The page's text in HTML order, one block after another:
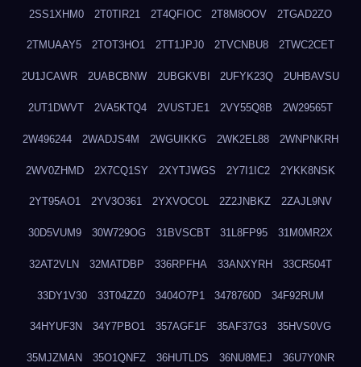
2SS1XHM0 2T0TIR21 2T4QFIOC 2T8M8OOV 2TGAD2ZO
2TMUAAY5 2TOT3HO1 2TT1JPJ0 2TVCNBU8 2TWC2CET
2U1JCAWR 2UABCBNW 2UBGKVBI 2UFYK23Q 2UHBAVSU
2UT1DWVT 2VA5KTQ4 2VUSTJE1 2VY55Q8B 2W29565T
2W496244 2WADJS4M 2WGUIKKG 2WK2EL88 2WNPNKRH
2WV0ZHMD 2X7CQ1SY 2XYTJWGS 2Y7I1IC2 2YKK8NSK
2YT95AO1 2YV3O361 2YXVOCOL 2Z2JNBKZ 2ZAJL9NV
30D5VUM9 30W729OG 31BVSCBT 31L8FP95 31M0MR2X
32AT2VLN 32MATDBP 336RPFHA 33ANXYRH 33CR504T
33DY1V30 33T04ZZ0 3404O7P1 3478760D 34F92RUM
34HYUF3N 34Y7PBO1 357AGF1F 35AF37G3 35HVS0VG
35MJZMAN 35O1QNFZ 36HUTLDS 36NU8MEJ 36U7Y0NR